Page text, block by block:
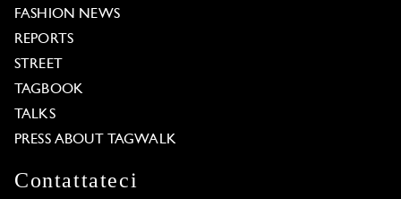
FASHION NEWS
REPORTS
STREET
TAGBOOK
TALKS
PRESS ABOUT TAGWALK
Contattateci